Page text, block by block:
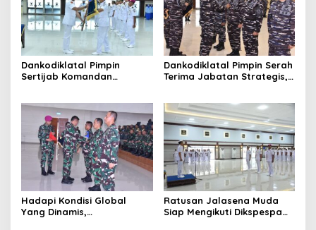
Dankodiklatal Pimpin
Sertijab Komandan
Dankodiklatal Pimpin Serah
Terima Jabatan Strategis,
Hadapi Kondisi Global
Yang Dinamis,
Ratusan Jalasena Muda
Siap Mengikuti Dikspespa